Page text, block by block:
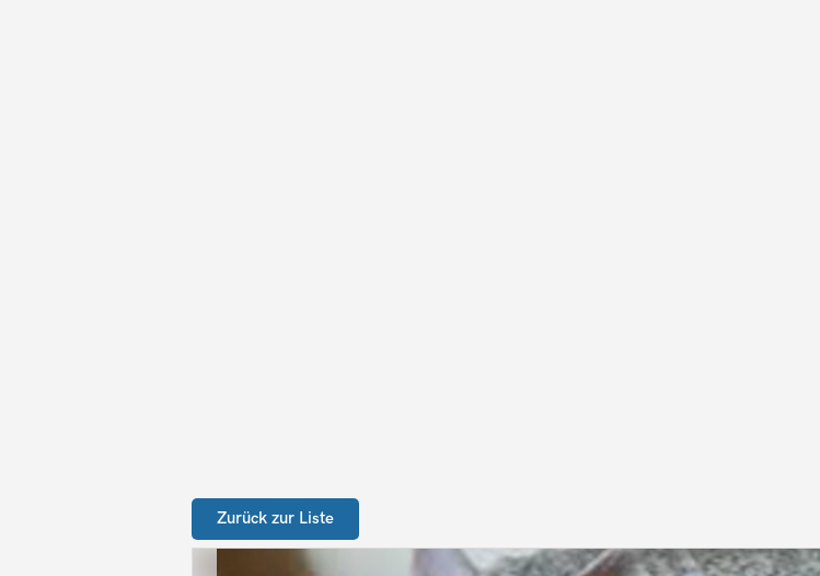
Zurück zur Liste